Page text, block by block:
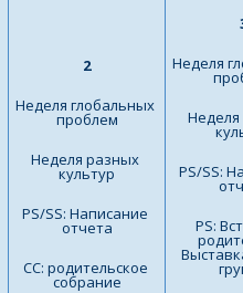
2
Неделя глобальных
проблем
Неделя разных
культур
PS/SS: Написание
отчета
СС: родительское
собрание
Неделя
PS/SS:
PS: